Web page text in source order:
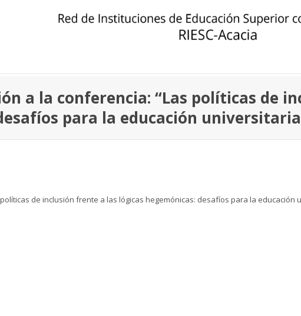
a la conferencia: “Las políticas de
para la educación
de inclusión frente a las lógicas hegemónicas: desafíos para la educación